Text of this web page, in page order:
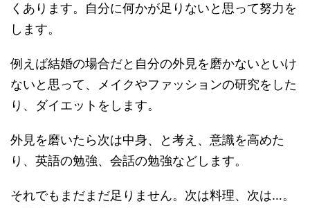
くあります。自分に何かが足りないと思って努力を
します。
例えば結婚の場合だと自分の外見を磨かないといけ
ないと思って、メイクやファッションの研究をした
り、ダイエットをします。
外見を磨いたら次は中身、と考え、意識を高めた
り、英語の勉強、会話の勉強などします。
それでもまだまだ足りません。次は料理、次は…。